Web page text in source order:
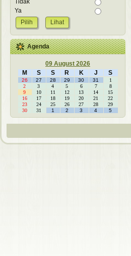
Tidak
Ya
Lihat
Agenda
09 August 2026
M
S S R K J S
26 27 28 29 30 31
1
2
3 4 5 6 7
8
9
10 11 12 13 14
15
16
17 18 19 20 21
22
23
24 25 26 27 28
29
30
31 1 2 3 4 5